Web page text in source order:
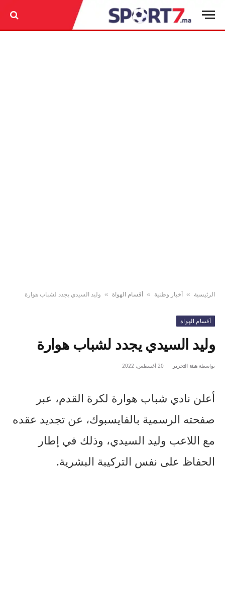
الرئيسية » أخبار وطنية » أقسام الهواة » وليد السيدي يجدد لشباب هوارة
أقسام الهواة
وليد السيدي يجدد لشباب هوارة
بواسطة هيئة التحرير 20 أغسطس، 2022
أعلن نادي شباب هوارة لكرة القدم، عبر
صفحته الرسمية بالفايسبوك، عن تجديد عقده
مع اللاعب وليد السيدي، وذلك في إطار
الحفاظ على نفس التركيبة البشرية.